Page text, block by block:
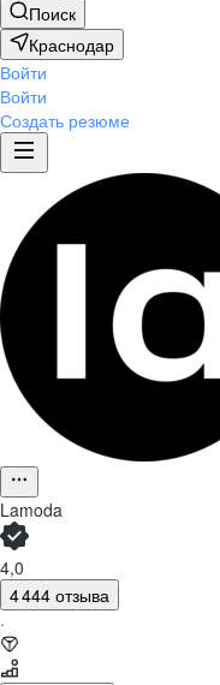
Поиск
Краснодар
Войти
Войти
Создать резюме
Lamoda
4,0
4 444 отзыва
·